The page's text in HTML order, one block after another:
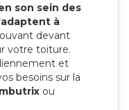
son sein des
à
devant
votre toiture.
et
besoins sur la
ou